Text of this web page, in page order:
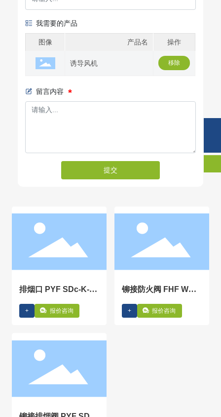
我需要的产品
图像 产品名 操作
诱导风机 移除
留言内容
提交
排烟口 PYF SDc-K-(1
+ 报价咨询
铆接防火阀 FHF WSD
+ 报价咨询